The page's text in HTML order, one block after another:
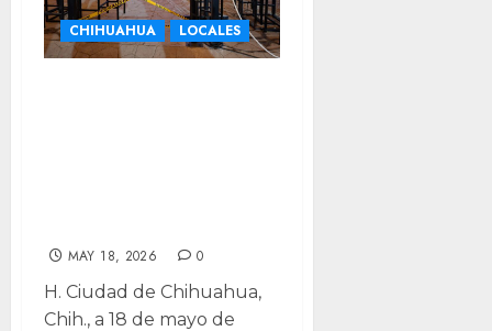
CHIHUAHUA LOCALES
MAY 18, 2026 0
H. Ciudad de Chihuahua,
Chih., a 18 de mayo de